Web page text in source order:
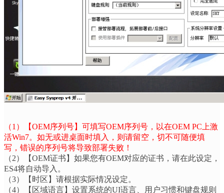
（1 ）【OEM序列号】可填写OEM序列号，以在OEM PC 上激
活Win7。如无或进桌面时填入，则请留空，切不可随便填
写，错误的序列号将导致部署失败！
（2）【OEM证书】如果您有OEM对应的证书，请在此设定，
ES4将自动导入。
（3）【时区】请根据实际情况设定。
（4）【区域语言】设置系统的UI语言、用户习惯和键盘规则